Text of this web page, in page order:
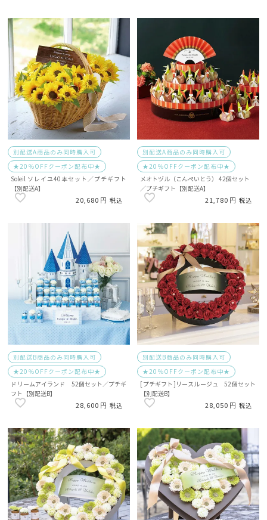
別配送A商品のみ同時購入可
★20％OFFクーポン配布中★
Soleil ソレイユ40本セット／プチギフト
【別配送A】
20,680 税込
別配送A商品のみ同時購入可
★20％OFFクーポン配布中★
メオトヅル（こんぺいとう） 42個セット
／プチギフト【別配送A】
21,780 税込
別配送B商品のみ同時購入可
★20％OFFクーポン配布中★
ドリームアイランド 52個セット／プチギ
フト【別配送B】
28,600 税込
別配送B商品のみ同時購入可
★20％OFFクーポン配布中★
[プチギフト]リースルージュ 52個セット
【別配送B】
28,050 税込